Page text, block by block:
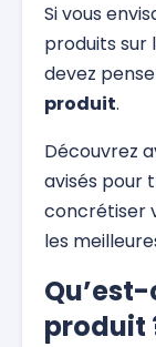
Si vous
produits sur
devez
produit.
Découvrez
avisés pour
concrétiser
les
produit